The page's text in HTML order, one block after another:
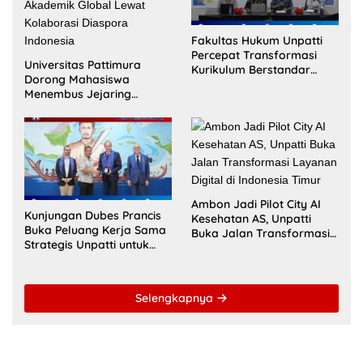
Universitas Pattimura
Dorong Mahasiswa
Menembus Jejaring
Kolaborasi Diaspora
Indonesia
Fakultas Hukum Unpatti
Percepat Transformasi
Kurikulum Berstandar
Kunjungan Dubes Prancis
Buka Peluang Kerja Sama
Strategis Unpatti untuk
Ambon Jadi Pilot City AI
Kesehatan AS, Unpatti
Buka Jalan Transformasi
Selengkapnya